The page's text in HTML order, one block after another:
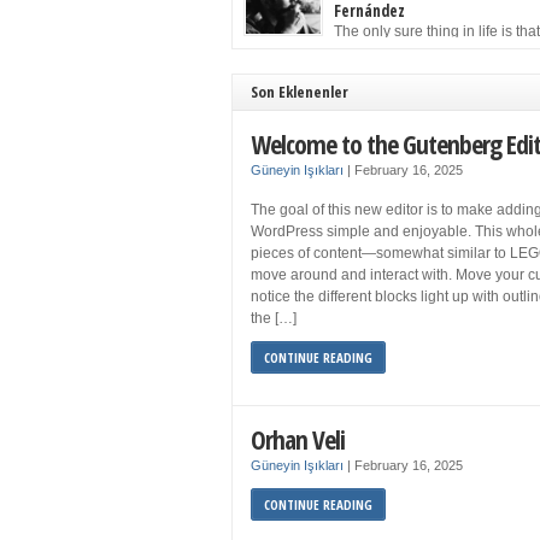
to solution may well be to get more sleep but
you get your 8 hours a night and still feel
Fernández
The only sure thing in life is that
sooner rather than later the leader of the
Revolution would succumb to that most strict
ways by the […]
Son Eklenenler
Welcome to the Gutenberg
Güneyin Işıkları February 16, 2025
The goal of this new editor is to make
WordPress simple and enjoyable. This
pieces of content—somewhat similar to
move around and interact with. Move your
notice the different blocks light up with
the […]
CONTINUE READING
Orhan Veli
Güneyin Işıkları February 16, 2025
CONTINUE READING